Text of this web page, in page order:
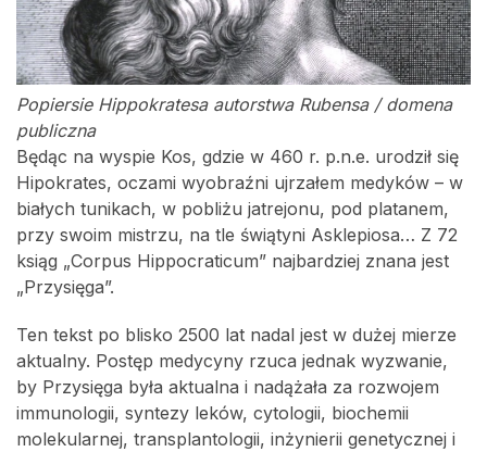
Popiersie Hippokratesa autorstwa Rubensa / domena
publiczna
Będąc na wyspie Kos, gdzie w 460 r. p.n.e. urodził się
Hipokrates, oczami wyobraźni ujrzałem medyków – w
białych tunikach, w pobliżu jatrejonu, pod platanem,
przy swoim mistrzu, na tle świątyni Asklepiosa… Z 72
ksiąg „Corpus Hippocraticum” najbardziej znana jest
„Przysięga”.
Ten tekst po blisko 2500 lat nadal jest w dużej mierze
aktualny. Postęp medycyny rzuca jednak wyzwanie,
by Przysięga była aktualna i nadążała za rozwojem
immunologii, syntezy leków, cytologii, biochemii
molekularnej, transplantologii, inżynierii genetycznej i